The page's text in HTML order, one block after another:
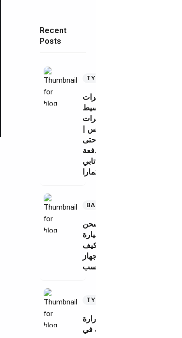
Recent
Posts
TYRE
كفرات
بالتقسيط
في كفرات
بلس |
تقسيط حتى
12 دفعة
عبر تابي
وتمارا
BATTERIES
أفضل أجهزة شحن
بطارية السيارة
المنزلية: كيف
تختار الجهاز
المناسب
TYRE
حرارة
الصيف في